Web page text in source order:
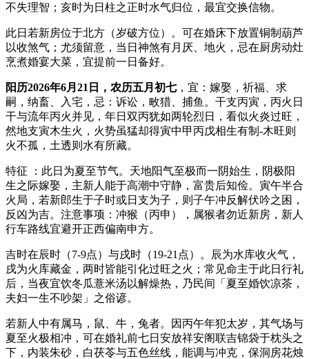
不失理智；亥时为日柱之正时水气归位，最宜交换信物。
此日若新房位于北方（岁破方位）。可在婚床下放置铜制葫芦
以收煞气；尤须留意，当日神煞有月厌、地火，忌在厨房动灶
烹煮婚宴大菜，宜提前一日备好。
阳历2026年6月21日，农历五月初七，宜：嫁娶，祈福、求
嗣，纳畜、入宅，忌：诉讼，畋猎、捕鱼。干支丙寅，丙火日
干与流年丙火并见，年日双丙犹如两轮烈日，看似火炎过旺，
然地支寅木生火，火势虽猛却得寅中甲丙戊相生有制-木旺则
火不孤，土透则水有所藏。
特征 ：此日为夏至节气。天地阳气至极而一阴始生，阴极阳
生之际嫁娶，主新人能于高潮中守静，富贵后知俭。寅午半合
火局，若新郎生于子时或日支为子，则子午冲反解伏吟之困，
反凶为吉。注意事项：冲猴（丙申），属猴者勿近新房，新人
行车路线宜避开正西偏南申方。
吉时在辰时（7-9点）与戌时（19-21点）。辰为水库收火气，
戌为火库藏金，两时皆能引化过旺之火；常见命主于此日行礼
后，当夜宜饮冬瓜薏米汤以解燥热，乃民间「夏至婚饮凉茶，
夫妇一生不吵架」之俗谚。
若新人中有属马，鼠、牛，兔者。因丙午年犯太岁，其气场与
夏至火极相冲，可在婚礼前七日安放祥安阁联吉锦袋于枕头之
下，内装朱砂，白茯苓与五色丝线，能调与冲克，保洞房花烛